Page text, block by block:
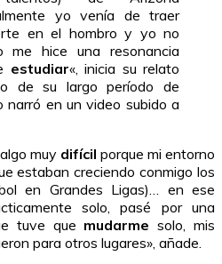
yo venía de traer
en el hombro y yo no
me hice una resonancia
estudiar«, inicia su relato
de su largo período de
narró en un video subido a
muy difícil porque mi entorno
estaban creciendo conmigo los
en Grandes Ligas)… en ese
solo, pasé por una
tuve que mudarme solo, mis
para otros lugares», añade.